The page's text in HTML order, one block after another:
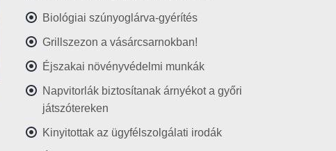
Biológiai szúnyoglárva-gyérítés
Grillszezon a vásárcsarnokban!
Éjszakai növényvédelmi munkák
Napvitorlák biztosítanak árnyékot a győri
játszótereken
Kinyitottak az ügyfélszolgálati irodák